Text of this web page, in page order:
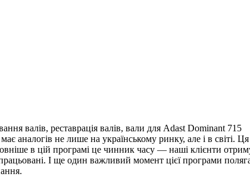
валів, реставрація валів, вали для Adast Dominant 715
аналогів не лише на українському ринку, але і в світі.
в цій програмі це чинник часу — наші клієнти
І ще один важливий момент цієї програми